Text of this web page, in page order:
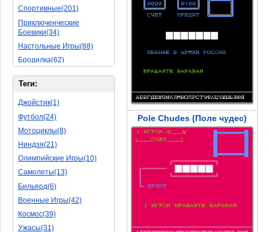
Pole Chudes (Поле чудес)
Спортивные(201)
Приключенческие
Боевики(34)
Настольные Игры(88)
Бродилка(62)
Стратегии(77)
Боевые RPG(50)
Симуляторы(31)
Леталки(24)
Симуляторы Жизни(76)
Уникальный(29)
Логические Игры(35)
Азартные(45)
Ролевые Игры(176)
Боевик(10)
Головоломка(11)
Rpg(14)
Теги:
Джойстик(1)
Футбол(24)
Мотоциклы(8)
Ниндзя(21)
Олимпийские Игры(10)
Самолеты(13)
Бильярд(6)
Военные Игры(42)
Космос(39)
Ужасы(31)